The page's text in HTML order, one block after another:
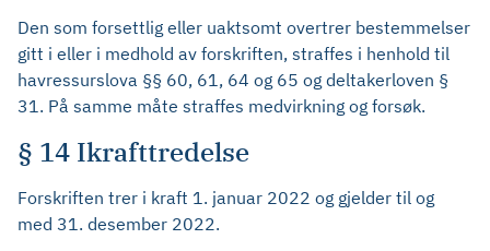
Den som forsettlig eller uaktsomt overtrer bestemmelser
gitt i eller i medhold av forskriften, straffes i henhold til
havressurslova §§ 60, 61, 64 og 65 og deltakerloven §
31. På samme måte straffes medvirkning og forsøk.
§ 14 Ikrafttredelse
Forskriften trer i kraft 1. januar 2022 og gjelder til og
med 31. desember 2022.